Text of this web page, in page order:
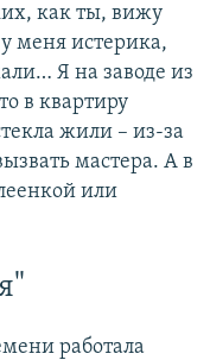
как ты, вижу
меня истерика,
Я на заводе из
в квартиру
жили – из-за
мастера. А в
или
работала